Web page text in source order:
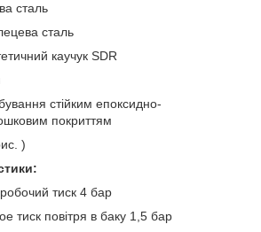
сталь
сталь
каучук SDR
стійким епоксидно-
покриттям
)
тиск 4 бар
тиск повітря в баку 1,5 бар